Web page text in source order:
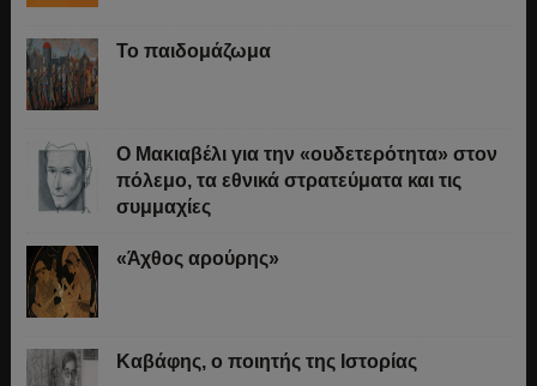
Το παιδομάζωμα
O Μακιαβέλι για την «ουδετερότητα» στον
πόλεμο, τα εθνικά στρατεύματα και τις
συμμαχίες
«Άχθος αρούρης»
Καβάφης, ο ποιητής της Ιστορίας